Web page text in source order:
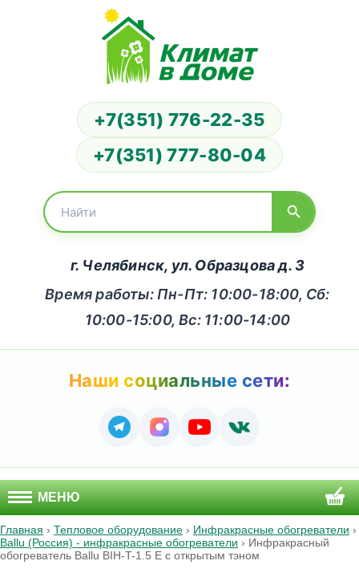
+7(351) 776-22-35
+7(351) 777-80-04
г. Челябинск, ул. Образцова д. 3
Время работы: Пн-Пт: 10:00-18:00, Сб:
10:00-15:00, Вс: 11:00-14:00
Наши социальные сети:
МЕНЮ
Главная › Тепловое оборудование › Инфракрасные обогреватели ›
Ballu (Россия) - инфракрасные обогреватели › Инфракрасный
обогреватель Ballu BIH-T-1.5 E с открытым тэном